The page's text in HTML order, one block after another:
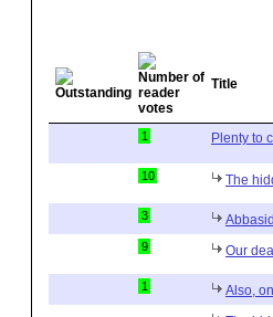
Title
1 Plenty to
10 The
3
9 Our
1 Also,